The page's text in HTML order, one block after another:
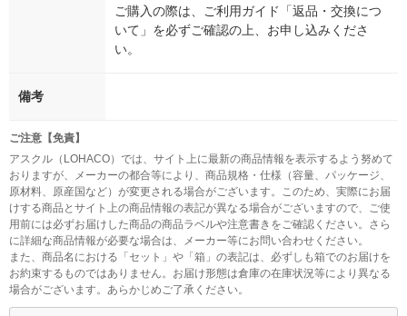
ご購入の際は、ご利用ガイド「返品・交換につ
いて」を必ずご確認の上、お申し込みくださ
い。
備考
ご注意【免責】
アスクル（LOHACO）では、サイト上に最新の商品情報を表示するよう努めて
おりますが、メーカーの都合等により、商品規格・仕様（容量、パッケージ、
原材料、原産国など）が変更される場合がございます。このため、実際にお届
けする商品とサイト上の商品情報の表記が異なる場合がございますので、ご使
用前には必ずお届けした商品の商品ラベルや注意書きをご確認ください。さら
に詳細な商品情報が必要な場合は、メーカー等にお問い合わせください。
また、商品名における「セット」や「箱」の表記は、必ずしも箱でのお届けを
お約束するものではありません。お届け形態は倉庫の在庫状況等により異なる
場合がございます。あらかじめご了承ください。